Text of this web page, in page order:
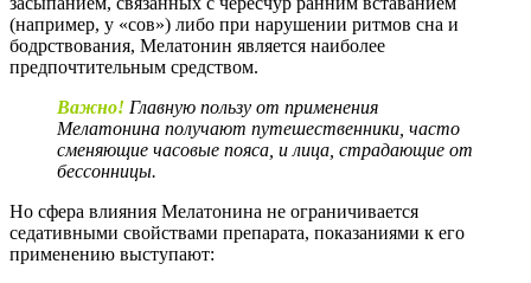
(например, у «сов») либо при нарушении ритмов сна и
бодрствования, Мелатонин является наиболее
предпочтительным средством.
Важно! Главную пользу от применения
Мелатонина получают путешественники, часто
сменяющие часовые пояса, и лица, страдающие от
бессонницы.
Но сфера влияния Мелатонина не ограничивается
седативными свойствами препарата, показаниями к его
применению выступают: